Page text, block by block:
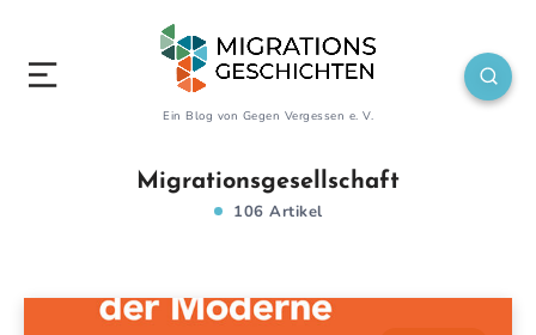
Ein Blog von Gegen Vergessen e. V.
Migrationsgesellschaft
106 Artikel